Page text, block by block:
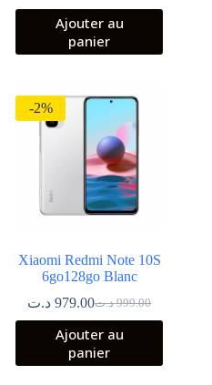
Ajouter au
panier
-2%
Xiaomi Redmi Note 10S
6go128go Blanc
999.00 د.تLe
prix
initial
était :
979.00 د.ت
Le
prix
actuel
est :
Ajouter au
panier